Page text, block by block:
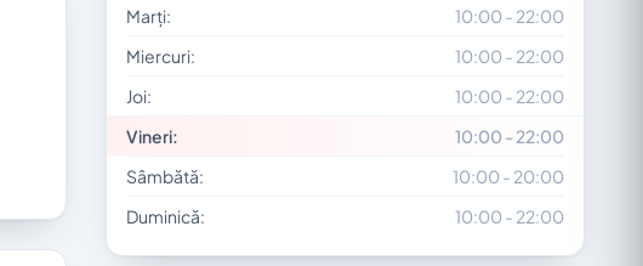
Marți:
10:00 - 22:00
Miercuri:
10:00 - 22:00
Joi:
10:00 - 22:00
Vineri:
10:00 - 22:00
Sâmbătă:
10:00 - 20:00
Duminică:
10:00 - 22:00